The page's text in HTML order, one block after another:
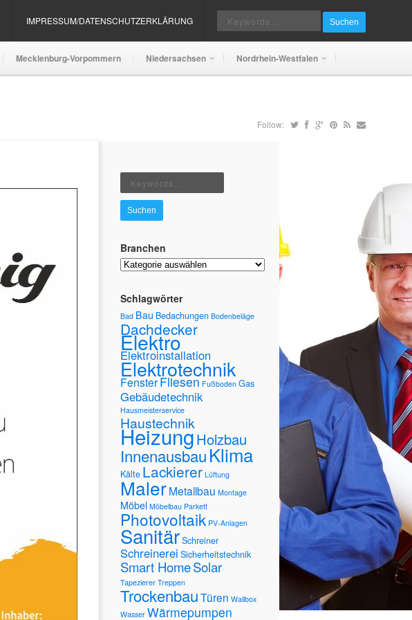
IMPRESSUM/DATENSCHUTZERKLÄRUNG Suchen
Mecklenburg-Vorpommern Niedersachsen Nordrhein-Westfalen
Follow:
Suchen
Branchen
Branchen
Schlagwörter
Bad Bau Bedachungen Bodenbeläge
Dachdecker
Elektro
Elektroinstallation
Elektrotechnik
FensterFliesen Fußboden Gas
Gebäudetechnik
Hausmeisterservice
Haustechnik
HeizungHolzbau
InnenausbauKlima
Kälte Lackierer Lüftung
MalerMetallbau Montage
Möbel Möbelbau Parkett
Photovoltaik PV-Anlagen
SanitärSchreiner
Schreinerei Sicherheitstechnik
Smart HomeSolar
Tapezierer Treppen
TrockenbauTüren Wallbox
Wasser Wärmepumpen